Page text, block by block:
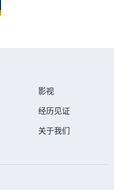
影视
经历见证
关于我们